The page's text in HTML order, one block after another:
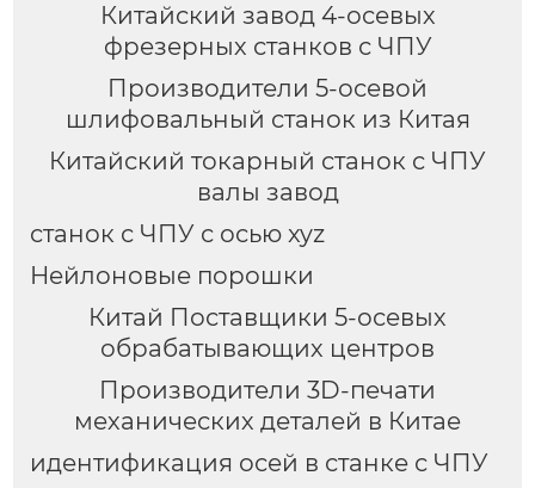
Китайский завод 4-осевых
фрезерных станков с ЧПУ
Производители 5-осевой
шлифовальный станок из Китая
Китайский токарный станок с ЧПУ
валы завод
станок с ЧПУ с осью xyz
Нейлоновые порошки
Китай Поставщики 5-осевых
обрабатывающих центров
Производители 3D-печати
механических деталей в Китае
идентификация осей в станке с ЧПУ